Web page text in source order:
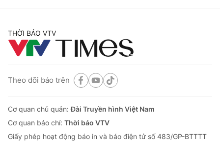
THỜI BÁO VTV
Theo dõi báo trên
Cơ quan chủ quản:Đài Truyền hình Việt Nam
Cơ quan báo chí: Thời báo VTV
Giấy phép hoạt động báo in và báo điện tử số 483/GP-BTTTT